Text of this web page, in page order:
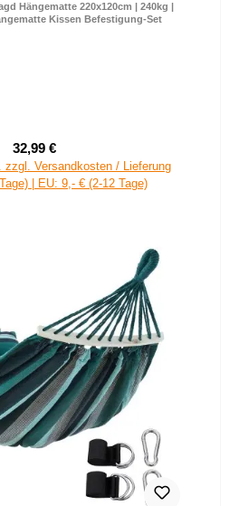
Hängematte 220x120cm | 240kg |
Kissen Befestigung-Set
Verkaufspreis:
32,99 €
Versandkosten / Lieferung
| EU: 9,- € (2-12 Tage)